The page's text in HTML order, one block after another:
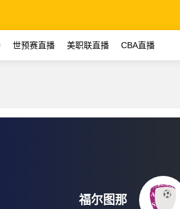
世预赛直播 美职联直播 CBA直播
福尔图那